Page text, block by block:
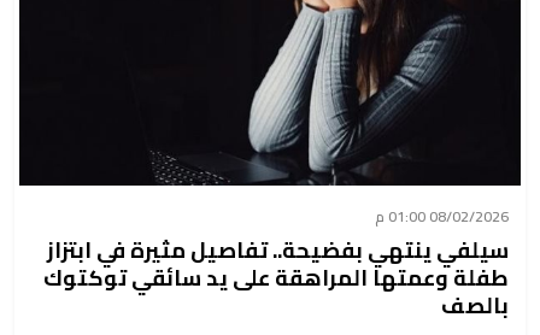
08/02/2026 01:00 م
سيلفي ينتهي بفضيحة.. تفاصيل مثيرة في ابتزاز
طفلة وعمتها المراهقة على يد سائقي توكتوك
بالصف